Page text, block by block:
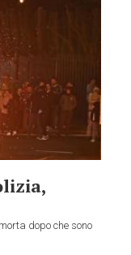
dopo che sono